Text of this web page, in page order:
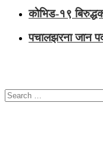
काेभिड-१९
पचालझरना जान
Search
for: